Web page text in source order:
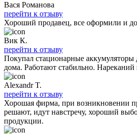
Вася Романова
перейти к отзыву
Хороший продавец, все оформили и
Вик К.
перейти к отзыву
Покупал стационарные аккумуляторы
дома. Работают стабильно. Нареканий
Alexandr T.
перейти к отзыву
Хорошая фирма, при возникновении
решают, идут навстречу, хороший
продукции.